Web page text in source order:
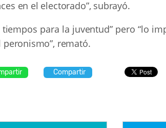
en el electorado”, subrayó.
tiempos para la juventud” pero “lo
peronismo”, remató.
Compartir